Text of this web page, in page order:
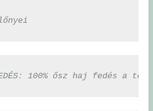
100% ősz haj fedés a